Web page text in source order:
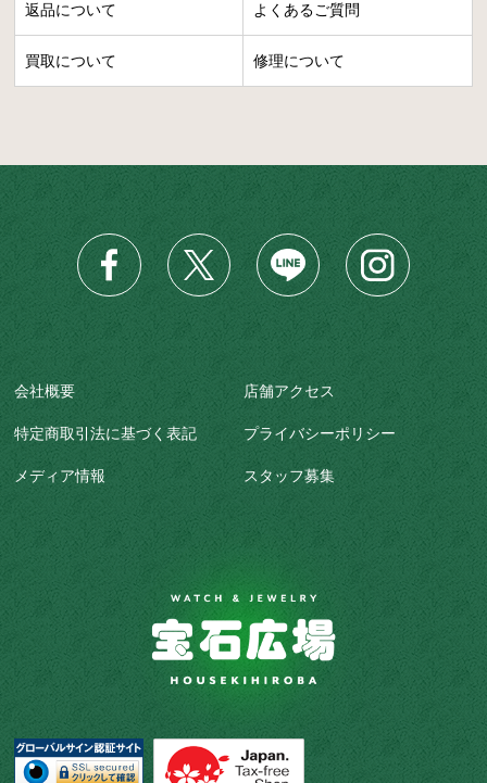
返品について よくあるご質問
買取について 修理について
会社概要 店舗アクセス
特定商取引法に基づく表記 プライバシーポリシー
メディア情報 スタッフ募集